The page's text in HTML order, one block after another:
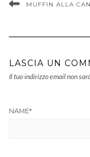
MUFFIN ALLA
LASCIA UN
Il tuo indirizzo email non
NAME*